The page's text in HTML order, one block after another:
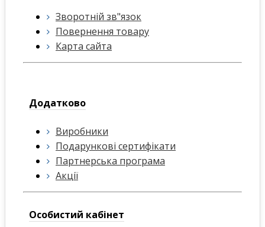
Зворотній зв"язок
Повернення товару
Карта сайта
Додатково
Виробники
Подарункові сертифікати
Партнерська програма
Акції
Особистий кабінет